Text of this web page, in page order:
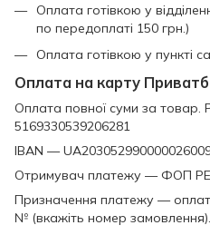
Оплата готівкою у
по передоплаті 150 грн.)
Оплата готівкою у пункті
Оплата на карту
Оплата повної суми за товар.
5169330539206281
IBAN —
Отримувач платежу — ФОП
Призначення платежу —
№ (вкажіть номер замовлення).